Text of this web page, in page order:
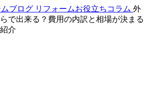
ブログ リフォームお役立ちコラム 外
で出来る？費用の内訳と相場が決まる
介